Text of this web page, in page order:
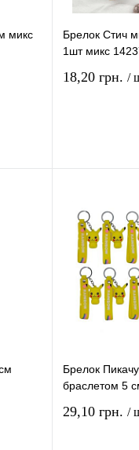
микс
Брелок Стич
1шт микс
18,20 грн. /
В избранное
Брелок
браслетом 5
29,10 грн. /